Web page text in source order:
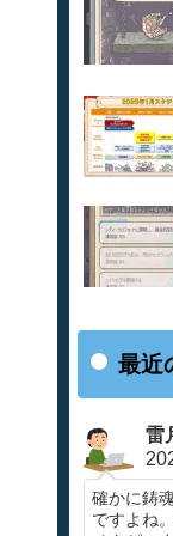
最近
雷
確かに鋳
ですよね